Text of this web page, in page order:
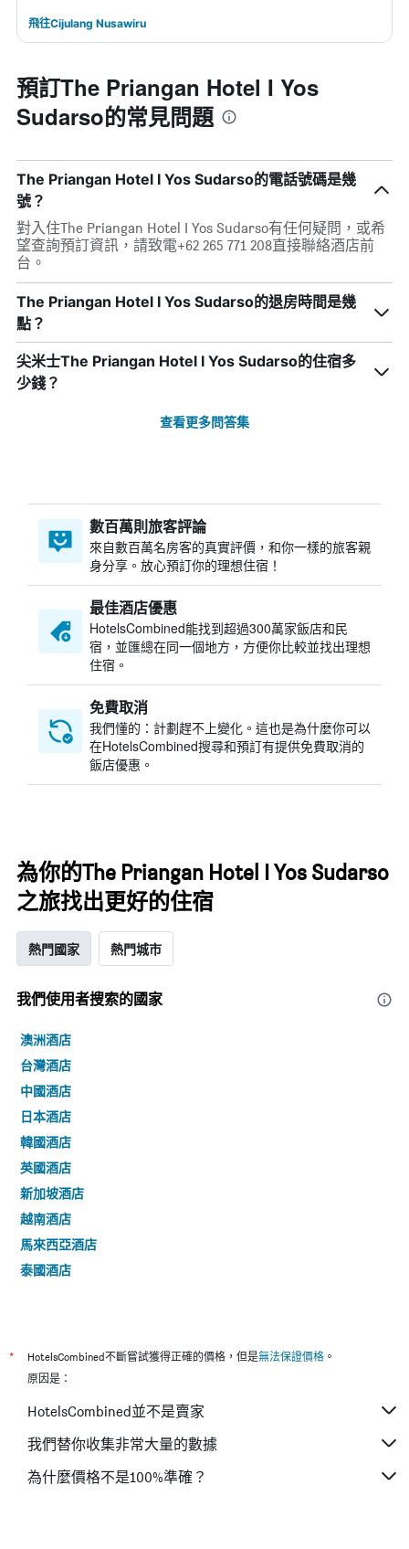
飛往Cijulang Nusawiru
預訂The Priangan Hotel I Yos
Sudarso的常見問題
The Priangan Hotel I Yos Sudarso的電話號碼是幾
號？
對入住The Priangan Hotel I Yos Sudarso有任何疑問，或希
望查詢預訂資訊，請致電+62 265 771 208直接聯絡酒店前
台。
The Priangan Hotel I Yos Sudarso的退房時間是幾
點？
尖米士The Priangan Hotel I Yos Sudarso的住宿多
少錢？
查看更多問答集
數百萬則旅客評論
來自數百萬名房客的真實評價，和你一樣的旅客親
身分享。放心預訂你的理想住宿！
最佳酒店優惠
HotelsCombined​能找到超過300萬家飯店和民
宿，並匯總在同一個地方，方便你比較並找出理想
住宿。
免費取消
我們懂的：計劃趕不上變化。這也是為什麼你可以
在HotelsCombined搜尋和預訂有提供免費取消的
飯店優惠。
為你的The Priangan Hotel I Yos Sudarso
之旅找出更好的住宿
熱門國家 熱門城市
我們使用者搜索的國家
澳洲酒店
台灣酒店
中國酒店
日本酒店
韓國酒店
英國酒店
新加坡酒店
越南酒店
馬來西亞酒店
泰國酒店
* HotelsCombined不斷嘗試獲得正確的價格，但是無法保證價格 。
原因是：
HotelsCombined並不是賣家
我們替你收集非常大量的數據
為什麼價格不是100%準確？